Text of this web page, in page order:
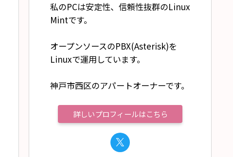
私のPCは安定性、信頼性抜群のLinux
Mintです。
オープンソースのPBX(Asterisk)を
Linuxで運用しています。
神戸市西区のアパートオーナーです。
詳しいプロフィールはこちら